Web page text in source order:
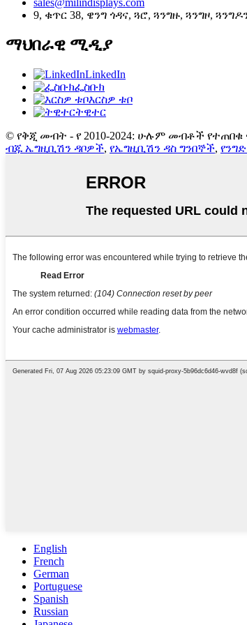
sales@milindisplays.com
9, ቁጥር 38, ዌንግ ጎዳና, ጓሮ, ጓንግዙ, ጓንግዞ,
ማህበራዊ ሚዲያ
LinkedIn
ፌስቡክ
እርስዎ ቱቦ
ትዊተር
© የቅጂ መብት - የ 2010-2024: ሁሉም መብቶች
ብጁ ኤግዚቢሽን ዳቦዎች, የኤግዚቢሽን ዳስ ግንበኞች,
English
French
German
Portuguese
Spanish
Russian